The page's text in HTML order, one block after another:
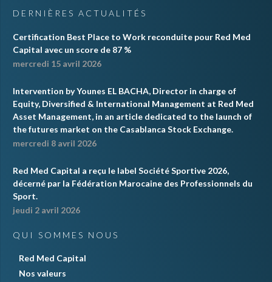
DERNIÈRES ACTUALITÉS
Certification Best Place to Work reconduite pour Red Med
Capital avec un score de 87 %
mercredi 15 avril 2026
Intervention by Younes EL BACHA, Director in charge of
Equity, Diversified & International Management at Red Med
Asset Management, in an article dedicated to the launch of
the futures market on the Casablanca Stock Exchange.
mercredi 8 avril 2026
Red Med Capital a reçu le label Société Sportive 2026,
décerné par la Fédération Marocaine des Professionnels du
Sport.
jeudi 2 avril 2026
QUI SOMMES NOUS
Red Med Capital
Nos valeurs